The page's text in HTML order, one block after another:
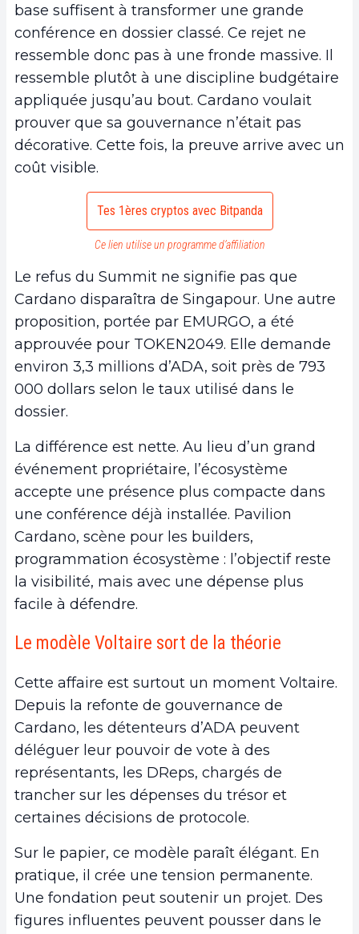
base suffisent à transformer une grande
conférence en dossier classé. Ce rejet ne
ressemble donc pas à une fronde massive. Il
ressemble plutôt à une discipline budgétaire
appliquée jusqu’au bout. Cardano voulait
prouver que sa gouvernance n’était pas
décorative. Cette fois, la preuve arrive avec un
coût visible.
Tes 1ères cryptos avec Bitpanda
Ce lien utilise un programme d’affiliation
Le refus du Summit ne signifie pas que
Cardano disparaîtra de Singapour. Une autre
proposition, portée par EMURGO, a été
approuvée pour TOKEN2049. Elle demande
environ 3,3 millions d’ADA, soit près de 793
000 dollars selon le taux utilisé dans le
dossier.
La différence est nette. Au lieu d’un grand
événement propriétaire, l’écosystème
accepte une présence plus compacte dans
une conférence déjà installée. Pavilion
Cardano, scène pour les builders,
programmation écosystème : l’objectif reste
la visibilité, mais avec une dépense plus
facile à défendre.
Le modèle Voltaire sort de la théorie
Cette affaire est surtout un moment Voltaire.
Depuis la refonte de gouvernance de
Cardano, les détenteurs d’ADA peuvent
déléguer leur pouvoir de vote à des
représentants, les DReps, chargés de
trancher sur les dépenses du trésor et
certaines décisions de protocole.
Sur le papier, ce modèle paraît élégant. En
pratique, il crée une tension permanente.
Une fondation peut soutenir un projet. Des
figures influentes peuvent pousser dans le